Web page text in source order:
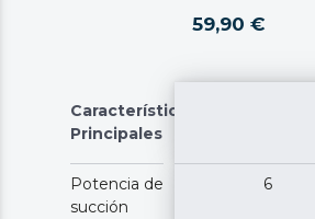
59,90 €
Características
Principales
Potencia de
succión
6